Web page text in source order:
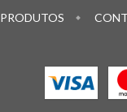
PRODUTOS